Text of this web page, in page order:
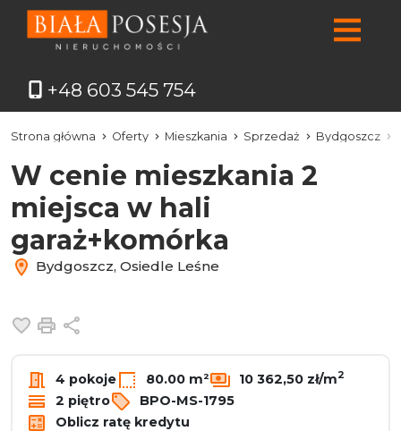
+48 603 545 754
Strona główna Oferty Mieszkania Sprzedaż Bydgoszcz
W cenie mieszkania 2
miejsca w hali
garaż+komórka
Bydgoszcz, Osiedle Leśne
Dodaj do ulubionych
Drukuj
4 pokoje 80.00 m² 10 362,50 zł/m2
2 piętro
BPO-MS-1795
Oblicz ratę kredytu